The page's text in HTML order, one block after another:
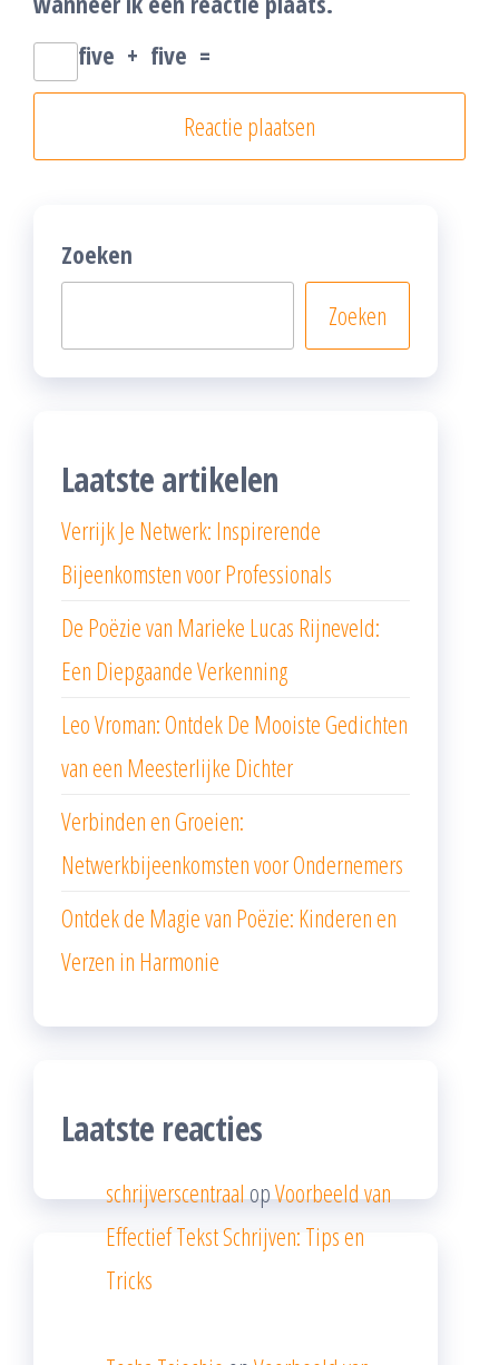
five + five =
Zoeken
Zoeken
Laatste artikelen
Verrijk Je Netwerk: Inspirerende
Bijeenkomsten voor Professionals
De Poëzie van Marieke Lucas Rijneveld:
Een Diepgaande Verkenning
Leo Vroman: Ontdek De Mooiste Gedichten
van een Meesterlijke Dichter
Verbinden en Groeien:
Netwerkbijeenkomsten voor Ondernemers
Ontdek de Magie van Poëzie: Kinderen en
Verzen in Harmonie
Laatste reacties
schrijverscentraalopVoorbeeld van
Effectief Tekst Schrijven: Tips en
Tricks